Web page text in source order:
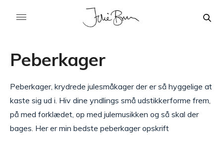
Peberkager
Peberkager, krydrede julesmåkager der er så hyggelige at
kaste sig ud i. Hiv dine yndlings små udstikkerforme frem,
på med forklædet, op med julemusikken og så skal der
bages. Her er min bedste peberkager opskrift